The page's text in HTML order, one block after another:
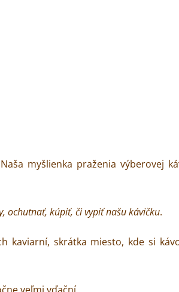
myšlienka praženia výberovej
ochutnať, kúpiť, či vypiť našu kávičku.
kaviarní, skrátka miesto, kde si
veľmi vďační.